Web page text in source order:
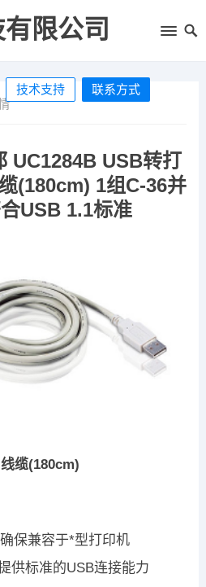
限公司
技术支持 联系方式
UC1284B USB转打
(180cm) 1组C-36并
USB 1.1标准
缆(180cm)
保兼容于*型打印机
供标准的USB连接能力